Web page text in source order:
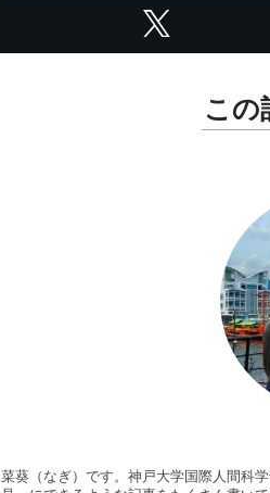
この
菜葵（なぎ）です。神戸大学国際人間科